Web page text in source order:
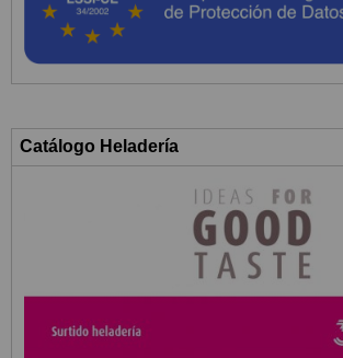
Catálogo Heladería